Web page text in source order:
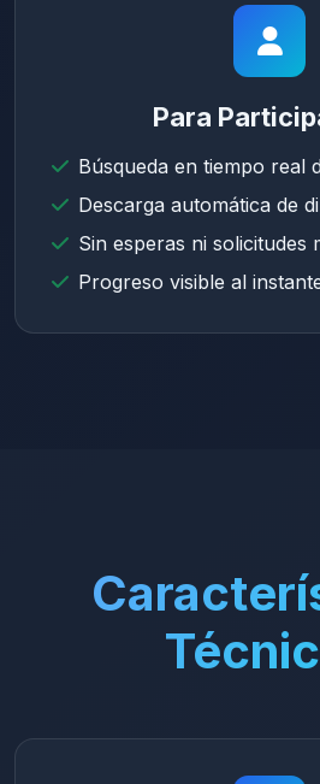
Para
Búsqueda en tiempo real
Descarga automática de
Sin esperas ni solicitudes
Progreso visible al